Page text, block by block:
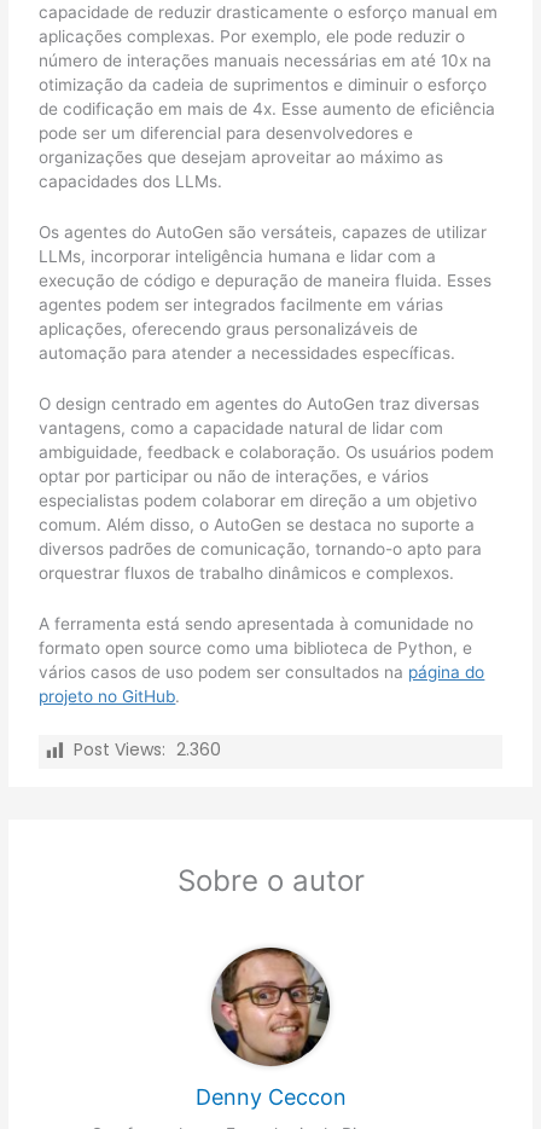
capacidade de reduzir drasticamente o esforço manual em
aplicações complexas. Por exemplo, ele pode reduzir o
número de interações manuais necessárias em até 10x na
otimização da cadeia de suprimentos e diminuir o esforço
de codificação em mais de 4x. Esse aumento de eficiência
pode ser um diferencial para desenvolvedores e
organizações que desejam aproveitar ao máximo as
capacidades dos LLMs.
Os agentes do AutoGen são versáteis, capazes de utilizar
LLMs, incorporar inteligência humana e lidar com a
execução de código e depuração de maneira fluida. Esses
agentes podem ser integrados facilmente em várias
aplicações, oferecendo graus personalizáveis de
automação para atender a necessidades específicas.
O design centrado em agentes do AutoGen traz diversas
vantagens, como a capacidade natural de lidar com
ambiguidade, feedback e colaboração. Os usuários podem
optar por participar ou não de interações, e vários
especialistas podem colaborar em direção a um objetivo
comum. Além disso, o AutoGen se destaca no suporte a
diversos padrões de comunicação, tornando-o apto para
orquestrar fluxos de trabalho dinâmicos e complexos.
A ferramenta está sendo apresentada à comunidade no
formato open source como uma biblioteca de Python, e
vários casos de uso podem ser consultados na página do
projeto no GitHub.
Post Views: 2.360
Sobre o autor
Denny Ceccon